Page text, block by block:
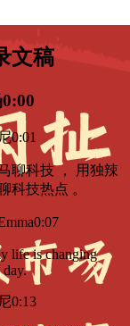
文稿
0:00
0:01
聊科技 ， 用独辣
科技热点 。
0:07
life is changing
day.
0:13